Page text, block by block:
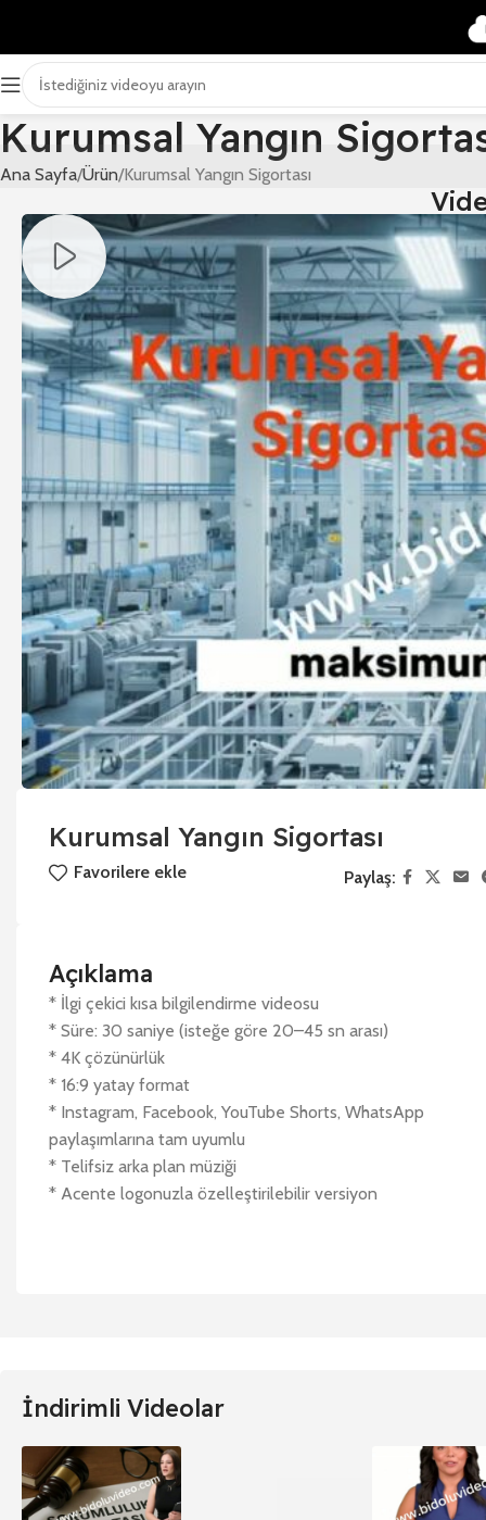
Kurumsal Yangın
Ana Sayfa Ürün Kurumsal Yangın Sigortası
Kurumsal Yangın Sigortası
Favorilere ekle Paylaş:
Açıklama
* İlgi çekici kısa bilgilendirme videosu
* Süre: 30 saniye (isteğe göre 20–45 sn arası)
* 4K çözünürlük
* 16:9 yatay format
* Instagram, Facebook, YouTube Shorts, WhatsApp
paylaşımlarına tam uyumlu
* Telifsiz arka plan müziği
* Acente logonuzla özelleştirilebilir versiyon
İndirimli Videolar